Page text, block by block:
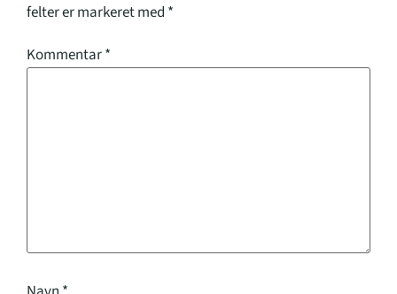
felter er markeret med *
Kommentar*